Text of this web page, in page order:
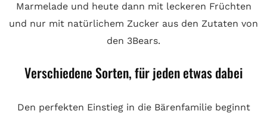
Marmelade und heute dann mit leckeren Früchten
und nur mit natürlichem Zucker aus den Zutaten von
den 3Bears.
Verschiedene Sorten, für jeden etwas dabei
Den perfekten Einstieg in die Bärenfamilie beginnt